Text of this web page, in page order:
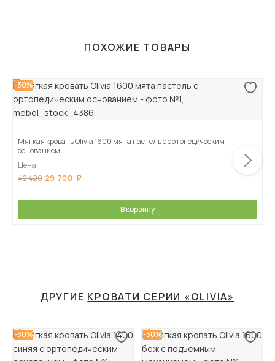
ПОХОЖИЕ ТОВАРЫ
-30%
Мягкая кровать Olivia 1600 мята пастель с ортопедическим
основанием
Цена
42 420 29 700
В корзину
ДРУГИЕ КРОВАТИ СЕРИИ «OLIVIA»
-30% -30%